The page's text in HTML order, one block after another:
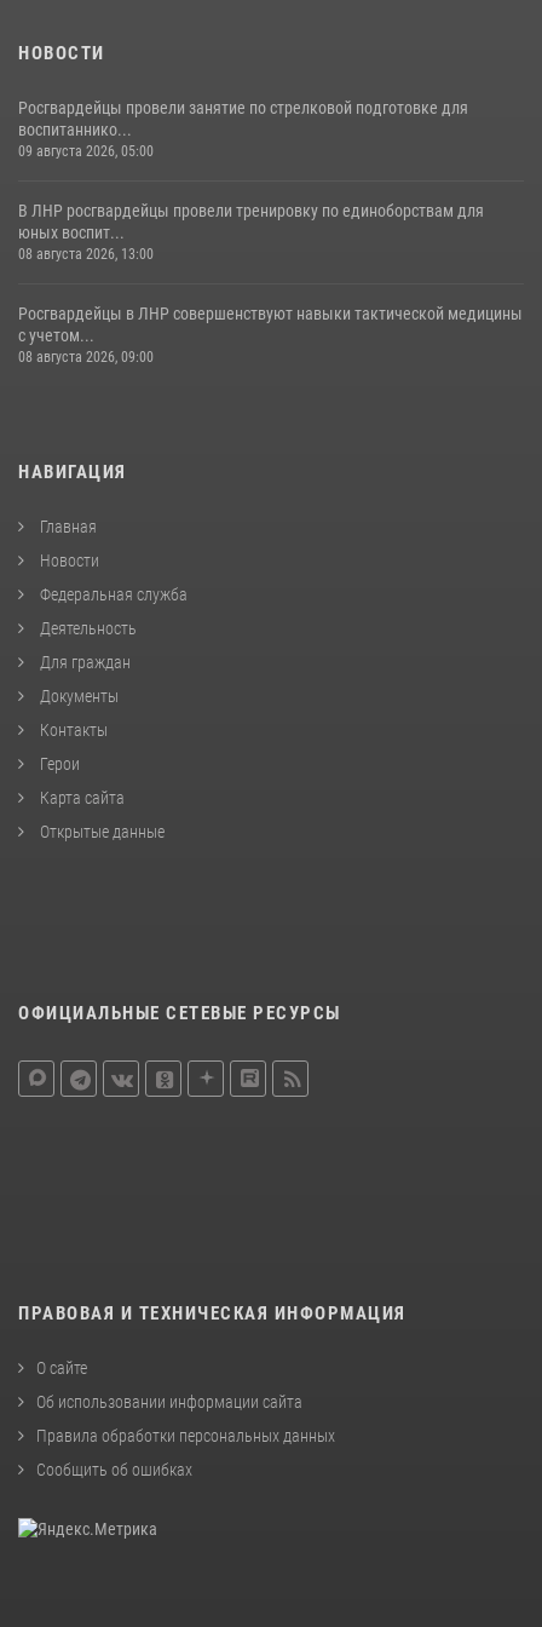
НОВОСТИ
Росгвардейцы провели занятие по стрелковой подготовке для
воспитаннико...
09 августа 2026, 05:00
В ЛНР росгвардейцы провели тренировку по единоборствам для
юных воспит...
08 августа 2026, 13:00
Росгвардейцы в ЛНР совершенствуют навыки тактической медицины
с учетом...
08 августа 2026, 09:00
НАВИГАЦИЯ
Главная
Новости
Федеральная служба
Деятельность
Для граждан
Документы
Контакты
Герои
Карта сайта
Открытые данные
ОФИЦИАЛЬНЫЕ СЕТЕВЫЕ РЕСУРСЫ
ПРАВОВАЯ И ТЕХНИЧЕСКАЯ ИНФОРМАЦИЯ
О сайте
Об использовании информации сайта
Правила обработки персональных данных
Сообщить об ошибках